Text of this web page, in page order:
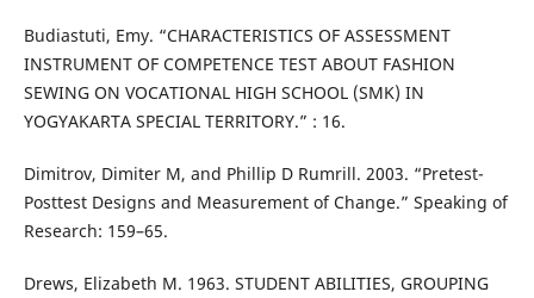
Budiastuti, Emy. “CHARACTERISTICS OF ASSESSMENT
INSTRUMENT OF COMPETENCE TEST ABOUT FASHION
SEWING ON VOCATIONAL HIGH SCHOOL (SMK) IN
YOGYAKARTA SPECIAL TERRITORY.” : 16.
Dimitrov, Dimiter M, and Phillip D Rumrill. 2003. “Pretest-
Posttest Designs and Measurement of Change.” Speaking of
Research: 159–65.
Drews, Elizabeth M. 1963. STUDENT ABILITIES, GROUPING